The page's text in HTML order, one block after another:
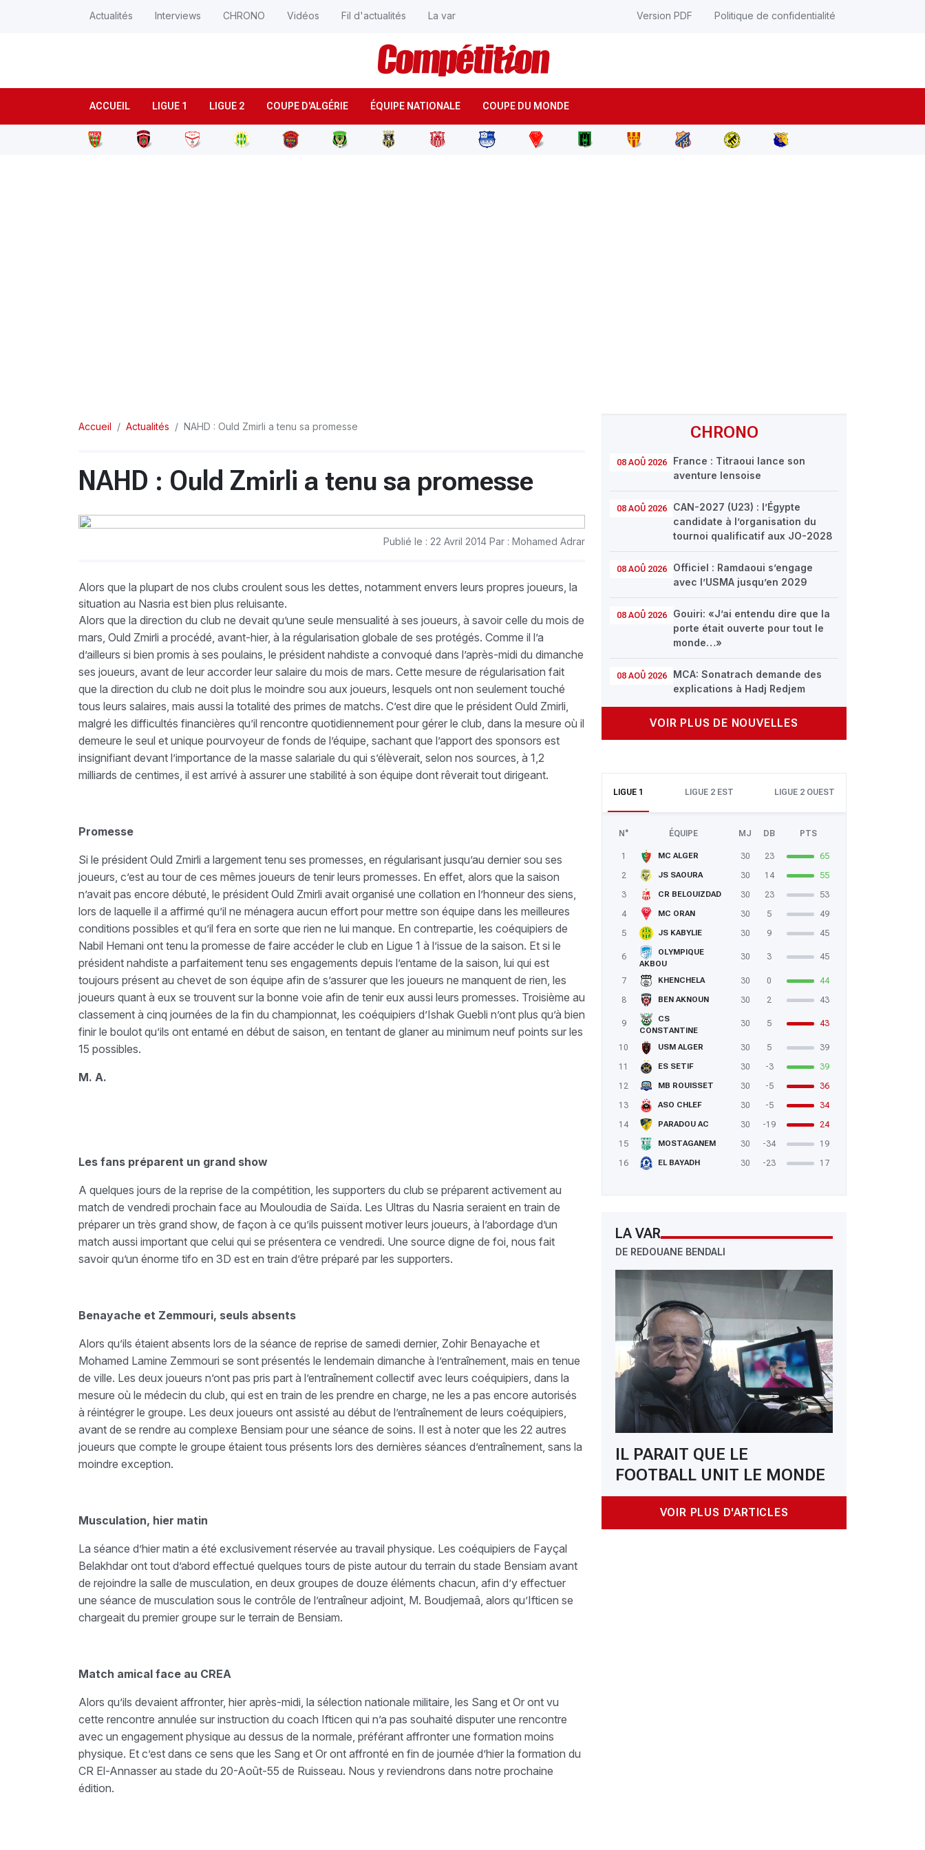
ACCUEIL LIGUE 1 LIGUE 2 COUPE D'ALGÉRIE ÉQUIPE NATIONALE COUPE DU MONDE
Actualités Interviews CHRONO Vidéos Fil d'actualités La var Version PDF Politique de confidentialité
CHRONO
08 AOÛ 2026
France : Titraoui lance son
aventure lensoise
08 AOÛ 2026
CAN-2027 (U23) : l’Égypte
candidate à l’organisation du
tournoi qualificatif aux JO-2028
08 AOÛ 2026
Officiel : Ramdaoui s’engage
avec l’USMA jusqu’en 2029
08 AOÛ 2026
Gouiri: «J’ai entendu dire que la
porte était ouverte pour tout le
monde…»
08 AOÛ 2026
MCA: Sonatrach demande des
explications à Hadj Redjem
VOIR PLUS DE NOUVELLES
LIGUE 1 LIGUE 2 EST LIGUE 2 OUEST
N° ÉQUIPE MJ DB PTS
1 MC ALGER 30 23
65
2
JS SAOURA 30 14
55
3
CR BELOUIZDAD 30 23
53
4
MC ORAN 30 5
49
5
JS KABYLIE 30 9 45
6
OLYMPIQUE
AKBOU
30 3 45
7 KHENCHELA 30 0
44
8
BEN AKNOUN 30 2 43
9
CS
CONSTANTINE
30 5 43
10 USM ALGER 30 5
39
11
ES SETIF 30 -3
39
12
MB ROUISSET 30 -5
36
13
ASO CHLEF 30 -5
34
14
PARADOU AC 30 -19
24
15
MOSTAGANEM 30 -34
19
16
EL BAYADH 30 -23 17
LA VAR
DE REDOUANE BENDALI
IL PARAIT QUE LE
FOOTBALL UNIT LE MONDE
VOIR PLUS D'ARTICLES
Accueil Actualités NAHD : Ould Zmirli a tenu sa promesse
NAHD : Ould Zmirli a tenu sa promesse
Publié le : 22 Avril 2014 Par : Mohamed Adrar
Alors que la plupart de nos clubs croulent sous les dettes, notamment envers leurs propres joueurs, la
situation au Nasria est bien plus reluisante.
Alors que la direction du club ne devait qu’une seule mensualité à ses joueurs, à savoir celle du mois de
mars, Ould Zmirli a procédé, avant-hier, à la régularisation globale de ses protégés. Comme il l’a
d’ailleurs si bien promis à ses poulains, le président nahdiste a convoqué dans l’après-midi du dimanche
ses joueurs, avant de leur accorder leur salaire du mois de mars. Cette mesure de régularisation fait
que la direction du club ne doit plus le moindre sou aux joueurs, lesquels ont non seulement touché
tous leurs salaires, mais aussi la totalité des primes de matchs. C’est dire que le président Ould Zmirli,
malgré les difficultés financières qu’il rencontre quotidiennement pour gérer le club, dans la mesure où il
demeure le seul et unique pourvoyeur de fonds de l’équipe, sachant que l’apport des sponsors est
insignifiant devant l’importance de la masse salariale du qui s’élèverait, selon nos sources, à 1,2
milliards de centimes, il est arrivé à assurer une stabilité à son équipe dont rêverait tout dirigeant.
Promesse
Si le président Ould Zmirli a largement tenu ses promesses, en régularisant jusqu’au dernier sou ses
joueurs, c’est au tour de ces mêmes joueurs de tenir leurs promesses. En effet, alors que la saison
n’avait pas encore débuté, le président Ould Zmirli avait organisé une collation en l’honneur des siens,
lors de laquelle il a affirmé qu’il ne ménagera aucun effort pour mettre son équipe dans les meilleures
conditions possibles et qu’il fera en sorte que rien ne lui manque. En contrepartie, les coéquipiers de
Nabil Hemani ont tenu la promesse de faire accéder le club en Ligue 1 à l’issue de la saison. Et si le
président nahdiste a parfaitement tenu ses engagements depuis l’entame de la saison, lui qui est
toujours présent au chevet de son équipe afin de s’assurer que les joueurs ne manquent de rien, les
joueurs quant à eux se trouvent sur la bonne voie afin de tenir eux aussi leurs promesses. Troisième au
classement à cinq journées de la fin du championnat, les coéquipiers d’Ishak Guebli n’ont plus qu’à bien
finir le boulot qu’ils ont entamé en début de saison, en tentant de glaner au minimum neuf points sur les
15 possibles.
M. A.
Les fans préparent un grand show
A quelques jours de la reprise de la compétition, les supporters du club se préparent activement au
match de vendredi prochain face au Mouloudia de Saïda. Les Ultras du Nasria seraient en train de
préparer un très grand show, de façon à ce qu’ils puissent motiver leurs joueurs, à l’abordage d’un
match aussi important que celui qui se présentera ce vendredi. Une source digne de foi, nous fait
savoir qu’un énorme tifo en 3D est en train d’être préparé par les supporters.
Benayache et Zemmouri, seuls absents
Alors qu’ils étaient absents lors de la séance de reprise de samedi dernier, Zohir Benayache et
Mohamed Lamine Zemmouri se sont présentés le lendemain dimanche à l’entraînement, mais en tenue
de ville. Les deux joueurs n’ont pas pris part à l’entraînement collectif avec leurs coéquipiers, dans la
mesure où le médecin du club, qui est en train de les prendre en charge, ne les a pas encore autorisés
à réintégrer le groupe. Les deux joueurs ont assisté au début de l’entraînement de leurs coéquipiers,
avant de se rendre au complexe Bensiam pour une séance de soins. Il est à noter que les 22 autres
joueurs que compte le groupe étaient tous présents lors des dernières séances d’entraînement, sans la
moindre exception.
Musculation, hier matin
La séance d’hier matin a été exclusivement réservée au travail physique. Les coéquipiers de Fayçal
Belakhdar ont tout d’abord effectué quelques tours de piste autour du terrain du stade Bensiam avant
de rejoindre la salle de musculation, en deux groupes de douze éléments chacun, afin d’y effectuer
une séance de musculation sous le contrôle de l’entraîneur adjoint, M. Boudjemaâ, alors qu’Ifticen se
chargeait du premier groupe sur le terrain de Bensiam.
Match amical face au CREA
Alors qu’ils devaient affronter, hier après-midi, la sélection nationale militaire, les Sang et Or ont vu
cette rencontre annulée sur instruction du coach Ifticen qui n’a pas souhaité disputer une rencontre
avec un engagement physique au dessus de la normale, préférant affronter une formation moins
physique. Et c’est dans ce sens que les Sang et Or ont affronté en fin de journée d’hier la formation du
CR El-Annasser au stade du 20-Août-55 de Ruisseau. Nous y reviendrons dans notre prochaine
édition.